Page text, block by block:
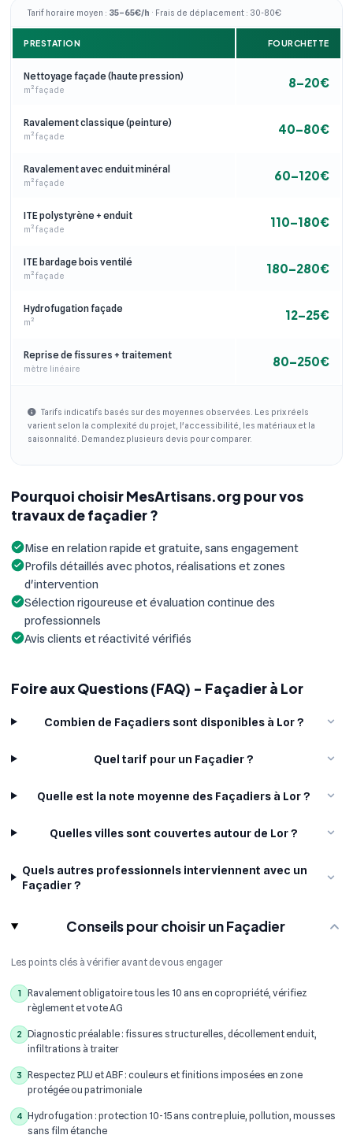
Tarif horaire moyen : 35–65€/h · Frais de déplacement : 30-80€
PRESTATION FOURCHETTE
Nettoyage façade (haute pression)
m² façade 8–20€
Ravalement classique (peinture)
m² façade 40–80€
Ravalement avec enduit minéral
m² façade 60–120€
ITE polystyrène + enduit
m² façade 110–180€
ITE bardage bois ventilé
m² façade 180–280€
Hydrofugation façade
m² 12–25€
Reprise de fissures + traitement
mètre linéaire 80–250€
Tarifs indicatifs basés sur des moyennes observées. Les prix réels
varient selon la complexité du projet, l'accessibilité, les matériaux et la
saisonnalité. Demandez plusieurs devis pour comparer.
Pourquoi choisir MesArtisans.org pour vos
travaux de façadier ?
Mise en relation rapide et gratuite, sans engagement
Profils détaillés avec photos, réalisations et zones
d'intervention
Sélection rigoureuse et évaluation continue des
professionnels
Avis clients et réactivité vérifiés
Foire aux Questions (FAQ) - Façadier à Lor
Combien de Façadiers sont disponibles à Lor ?
Quel tarif pour un Façadier ?
Quelle est la note moyenne des Façadiers à Lor ?
Quelles villes sont couvertes autour de Lor ?
Quels autres professionnels interviennent avec un
Façadier ?
Conseils pour choisir un Façadier
Les points clés à vérifier avant de vous engager
1
Ravalement obligatoire tous les 10 ans en copropriété, vérifiez
règlement et vote AG
2
Diagnostic préalable : fissures structurelles, décollement enduit,
infiltrations à traiter
3
Respectez PLU et ABF : couleurs et finitions imposées en zone
protégée ou patrimoniale
4 Hydrofugation : protection 10-15 ans contre pluie, pollution, mousses
sans film étanche